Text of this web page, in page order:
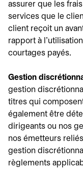
assurer que les
services que le
client reçoit un
rapport à
courtages payés.
Gestion
gestion
titres qui
également être
dirigeants ou nos
nos émetteurs
gestion
règlements